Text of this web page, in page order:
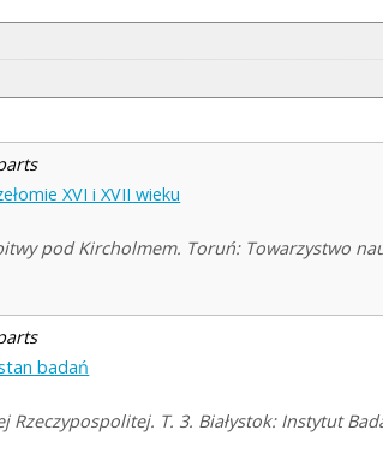
XVI i XVII wieku
pod Kircholmem. Toruń: Towarzystwo
badań
T. 3. Białystok: Instytut